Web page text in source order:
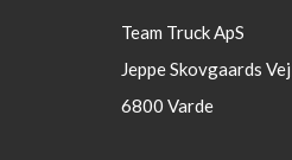
Team Truck ApS
Jeppe Skovgaards
6800 Varde